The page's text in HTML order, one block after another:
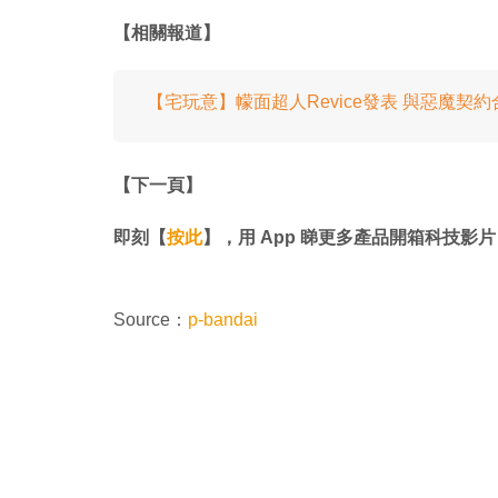
【相關報道】
【宅玩意】幪面超人Revice發表 與惡魔契約
【下一頁】
即刻【按此】，用 App 睇更多產品開箱科技影片
Source： p-bandai